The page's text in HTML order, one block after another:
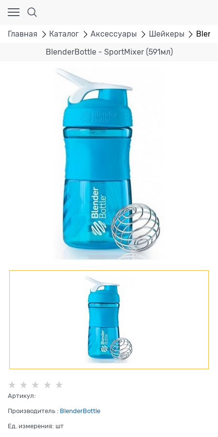
Главная Каталог Аксессуары Шейкеры
BlenderBottle - SportMixer (591мл)
Артикул:
Производитель : BlenderBottle
Ед. измерения: шт